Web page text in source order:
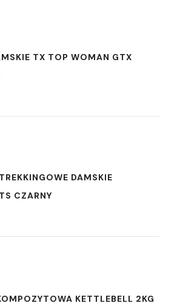
TX TOP WOMAN GTX
DAMSKIE
CZARNY
KETTLEBELL 2KG